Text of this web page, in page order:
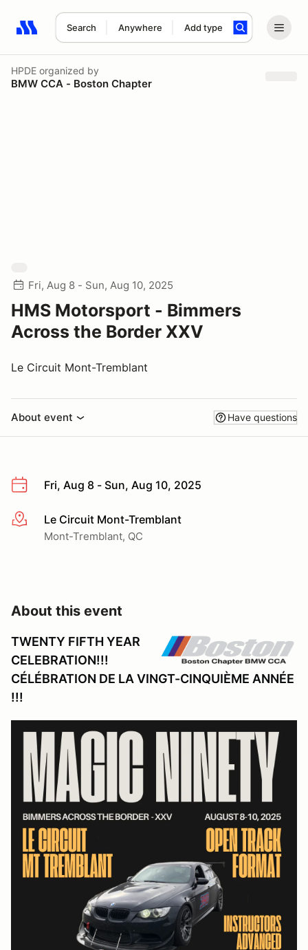
Search Anywhere Add type
Search results: No search term
HPDE organized by
BMW CCA - Boston Chapter
Fri, Aug 8 - Sun, Aug 10, 2025
HMS Motorsport - Bimmers
Across the Border XXV
Le Circuit Mont-Tremblant
About event Have questions
Fri, Aug 8 - Sun, Aug 10, 2025
More infoLe Circuit Mont-Tremblant
Mont-Tremblant, QC
About this event
TWENTY FIFTH YEAR
CELEBRATION!!!
CÉLÉBRATION DE LA VINGT-CINQUIÈME ANNÉE
!!!